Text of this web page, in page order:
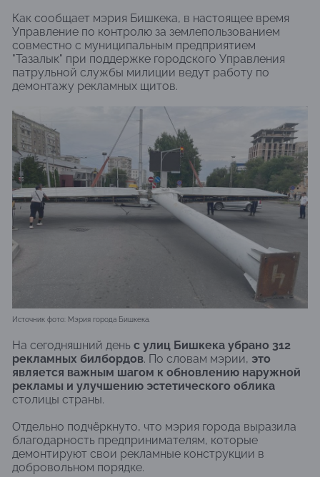
Как сообщает мэрия Бишкека, в настоящее время
Управление по контролю за землепользованием
совместно с муниципальным предприятием
"Тазалык" при поддержке городского Управления
патрульной службы милиции ведут работу по
демонтажу рекламных щитов.
Источник фото: Мэрия города Бишкека.
На сегодняшний день с улиц Бишкека убрано 312
рекламных билбордов. По словам мэрии, это
является важным шагом к обновлению наружной
рекламы и улучшению эстетического облика
столицы страны.
Отдельно подчёркнуто, что мэрия города выразила
благодарность предпринимателям, которые
демонтируют свои рекламные конструкции в
добровольном порядке.